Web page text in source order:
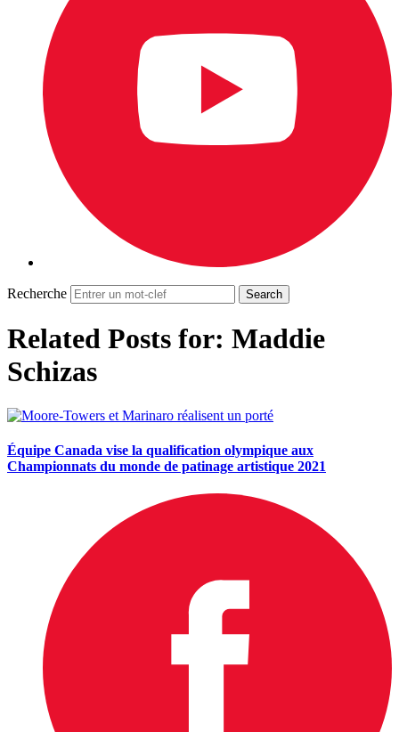
Recherche
Related Posts for: Maddie
Schizas
Équipe Canada vise la qualification olympique aux
Championnats du monde de patinage artistique 2021